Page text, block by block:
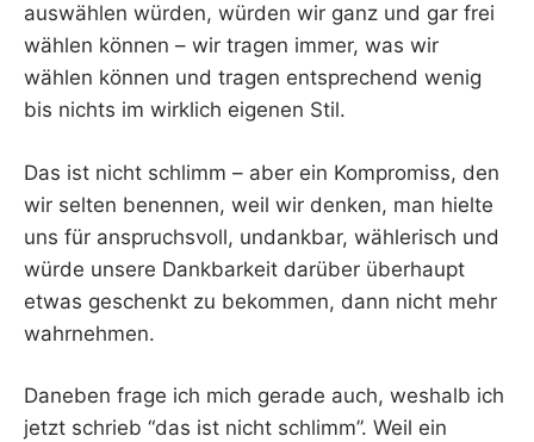
auswählen würden, würden wir ganz und gar frei
wählen können – wir tragen immer, was wir
wählen können und tragen entsprechend wenig
bis nichts im wirklich eigenen Stil.
Das ist nicht schlimm – aber ein Kompromiss, den
wir selten benennen, weil wir denken, man hielte
uns für anspruchsvoll, undankbar, wählerisch und
würde unsere Dankbarkeit darüber überhaupt
etwas geschenkt zu bekommen, dann nicht mehr
wahrnehmen.
Daneben frage ich mich gerade auch, weshalb ich
jetzt schrieb “das ist nicht schlimm”. Weil ein